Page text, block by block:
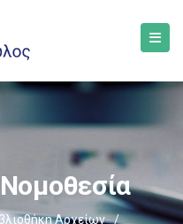
Αρχείων
/